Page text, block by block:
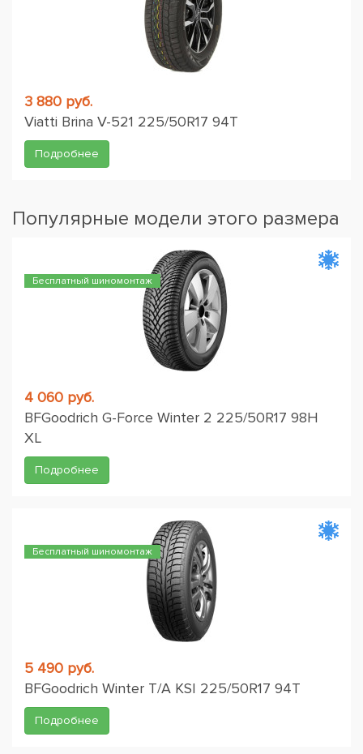
3 880 руб.
Viatti Brina V-521 225/50R17 94T
Подробнее
Популярные модели этого размера
Бесплатный шиномонтаж
4 060 руб.
BFGoodrich G-Force Winter 2 225/50R17 98H
XL
Подробнее
Бесплатный шиномонтаж
5 490 руб.
BFGoodrich Winter T/A KSI 225/50R17 94T
Подробнее